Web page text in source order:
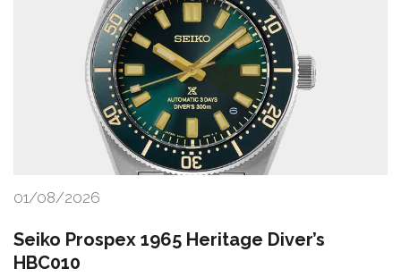
01/08/2026
Seiko Prospex 1965 Heritage Diver’s
HBC010